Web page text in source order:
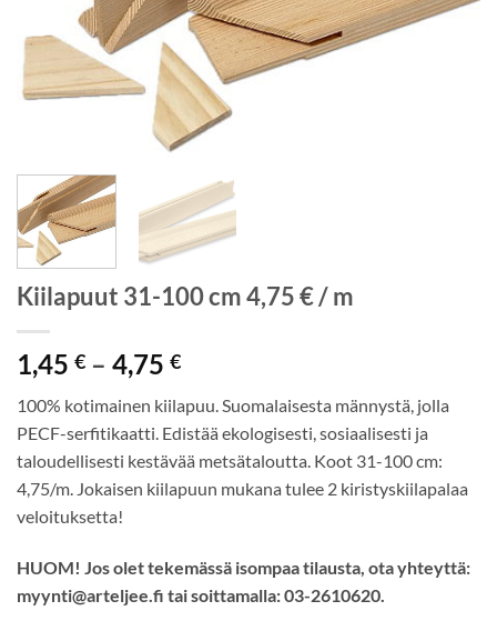
Kiilapuut 31-100 cm 4,75 € / m
1,45 € – 4,75 €Hintaluokka:
-
4,75 €
100% kotimainen kiilapuu. Suomalaisesta männystä, jolla
PECF-serfitikaatti. Edistää ekologisesti, sosiaalisesti ja
taloudellisesti kestävää metsätaloutta. Koot 31-100 cm:
4,75/m. Jokaisen kiilapuun mukana tulee 2 kiristyskiilapalaa
veloituksetta!
HUOM! Jos olet tekemässä isompaa tilausta, ota yhteyttä:
myynti@arteljee.fi tai soittamalla: 03-2610620.